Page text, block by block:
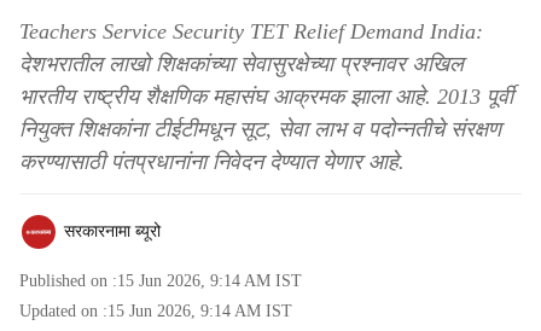
Teachers Service Security TET Relief Demand India:
देशभरातील लाखो शिक्षकांच्या सेवासुरक्षेच्या प्रश्नावर अखिल
भारतीय राष्ट्रीय शैक्षणिक महासंघ आक्रमक झाला आहे. 2013 पूर्वी
नियुक्त शिक्षकांना टीईटीमधून सूट, सेवा लाभ व पदोन्नतीचे संरक्षण
करण्यासाठी पंतप्रधानांना निवेदन देण्यात येणार आहे.
सरकारनामा ब्यूरो
Published on :15 Jun 2026, 9:14 AM IST
Updated on :15 Jun 2026, 9:14 AM IST